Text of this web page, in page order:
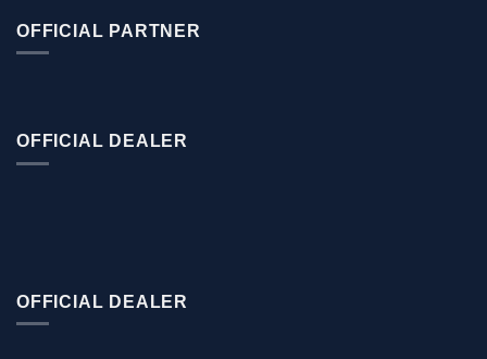
OFFICIAL PARTNER
OFFICIAL DEALER
OFFICIAL DEALER